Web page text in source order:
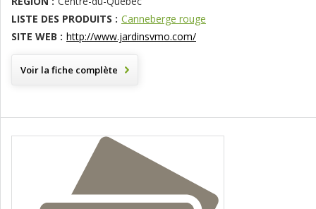
LISTE DES PRODUITS : Canneberge rouge
SITE WEB : http://www.jardinsvmo.com/
Voir la fiche complète